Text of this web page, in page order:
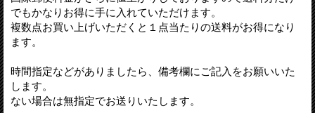
でもかなりお得に手に入れていただけます。
複数点お買い上げいただくと１点当たりの送料がお得になり
ます。
時間指定などがありましたら、備考欄にご記入をお願いいた
します。
ない場合は無指定でお送りいたします。